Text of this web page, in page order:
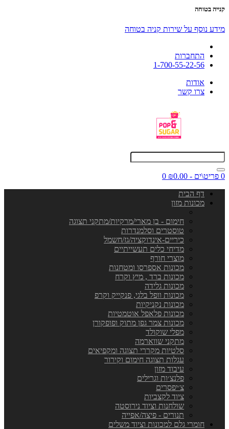
קנייה בטוחה
מידע נוסף על שירות קניה בטוחה
התחברות
1-700-55-22-56
אודות
צרו קשר
0 פריט\ים - ₪0.00
0
דף הבית
מכונות מזון
חימום - בן מארי/מרקיות/מתקני תצוגה
טוסטרים וסלמנדרות
כיריים-אינדוקציה/גז/חשמל
מדיחי כלים תעשייתיים
מוצרי חורף
מכונות אספרסו ומטחנות
מכונות ברד , מיץ וקרח
מכונות גלידה
מכונות וופל בלגי, פנקייק וקרפ
מכונות נקניקיות
מכונות פלאפל אוטמטיות
מכונות צמר גפן מתוק ופופקורן
מפלי שוקולד
מתקני שווארמה
סלטיות מקררי תצוגה ומקפיאים
עגלות תצוגה חימום וקירור
עיבוד מזון
פלנצ׳ות וגרילים
צ׳יפסרים
ציוד לקצביות
שולחנות וציוד נירוסטה
תנורים - פיצה/אפייה
חומרי גלם למכונות וציוד משלים